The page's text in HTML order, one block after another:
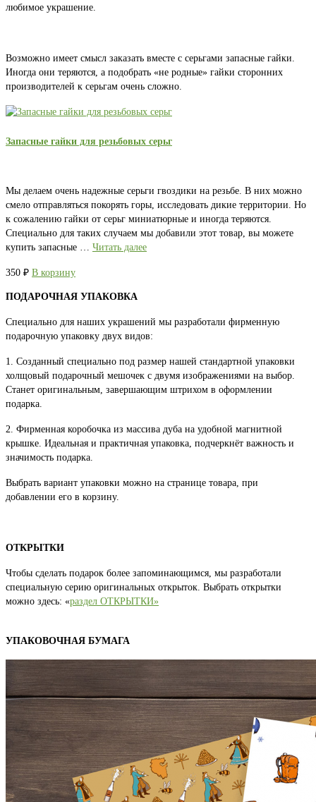
любимое украшение.
Возможно имеет смысл заказать вместе с серьгами запасные гайки.
Иногда они теряются, а подобрать «не родные» гайки сторонних
производителей к серьгам очень сложно.
Запасные гайки для резьбовых серьг
Мы делаем очень надежные серьги гвоздики на резьбе. В них можно
смело отправляться покорять горы, исследовать дикие территории. Но
к сожалению гайки от серьг миниатюрные и иногда теряются.
Специально для таких случаем мы добавили этот товар, вы можете
купить запасные … Читать далее
350 ₽ В корзину
ПОДАРОЧНАЯ УПАКОВКА
Специально для наших украшений мы разработали фирменную
подарочную упаковку двух видов:
1. Созданный специально под размер нашей стандартной упаковки
холщовый подарочный мешочек с двумя изображениями на выбор.
Станет оригинальным, завершающим штрихом в оформлении
подарка.
2. Фирменная коробочка из массива дуба на удобной магнитной
крышке. Идеальная и практичная упаковка, подчеркнёт важность и
значимость подарка.
Выбрать вариант упаковки можно на странице товара, при
добавлении его в корзину.
ОТКРЫТКИ
Чтобы сделать подарок более запоминающимся, мы разработали
специальную серию оригинальных открыток. Выбрать открытки
можно здесь: «раздел ОТКРЫТКИ»
УПАКОВОЧНАЯ БУМАГА